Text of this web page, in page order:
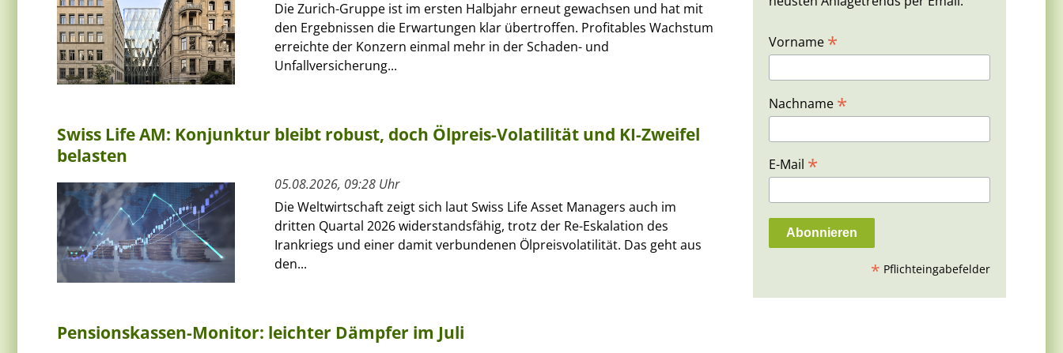
Die Zurich-Gruppe ist im ersten Halbjahr erneut gewachsen und hat mit
den Ergebnissen die Erwartungen klar übertroffen. Profitables Wachstum
erreichte der Konzern einmal mehr in der Schaden- und
Unfallversicherung...
Swiss Life AM: Konjunktur bleibt robust, doch Ölpreis-Volatilität und KI-Zweifel
belasten
05.08.2026, 09:28 Uhr
Die Weltwirtschaft zeigt sich laut Swiss Life Asset Managers auch im
dritten Quartal 2026 widerstandsfähig, trotz der Re-Eskalation des
Irankriegs und einer damit verbundenen Ölpreisvolatilität. Das geht aus
den...
Pensionskassen-Monitor: leichter Dämpfer im Juli
Vorname *
Nachname *
E-Mail *
* Pflichteingabefelder